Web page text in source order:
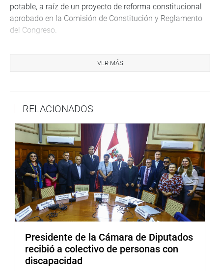
potable, a raíz de un proyecto de reforma constitucional
aprobado en la Comisión de Constitución y Reglamento
del Congreso.
como el derecho de acceso al internet y el derecho a la
paz, que no rige en muchos países del mundo, según
Dijo, asimismo, que el impedimento del logro de los
derechos humanos obedece muchas veces a hechos de
corrupción, razón por la cual hay que combatir a esa lacra
social de manera conjunta e integral, con la participación
de la ciudadanía. Subrayó que solo así se alcanzará la
meta del desarrollo sostenible para el Perú y otras
naciones en proceso de desarrollo.
MENSAJE
En la ceremonia fue leído un mensaje del secretario
proclamó que la paz, el desarrollo sostenible y los
derechos humanos, juntos, constituyen la base de las
sociedades resilientes y cohesionadas, enraizadas en la
VER MÁS
RELACIONADOS
Presidente de la Cámara de Diputados
recibió a colectivo de personas con
discapacidad